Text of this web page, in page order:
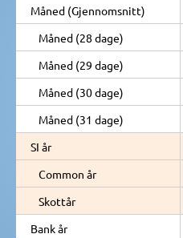
Måned (Gjennomsnitt)
Måned (28 dage)
Måned (29 dage)
Måned (30 dage)
Måned (31 dage)
SI år
Common år
Skottår
Bank år